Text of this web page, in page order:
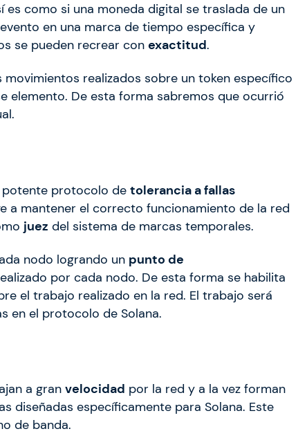
como si una moneda digital se traslada de un
en una marca de tiempo específica y
se pueden recrear con exactitud.
realizados sobre un token específico
elemento. De esta forma sabremos que ocurrió
potente protocolo de tolerancia a fallas
a mantener el correcto funcionamiento de la red
juez del sistema de marcas temporales.
nodo logrando un punto de
por cada nodo. De esta forma se habilita
el trabajo realizado en la red. El trabajo será
en el protocolo de Solana.
a gran velocidad por la red y a la vez forman
diseñadas específicamente para Solana. Este
de banda.